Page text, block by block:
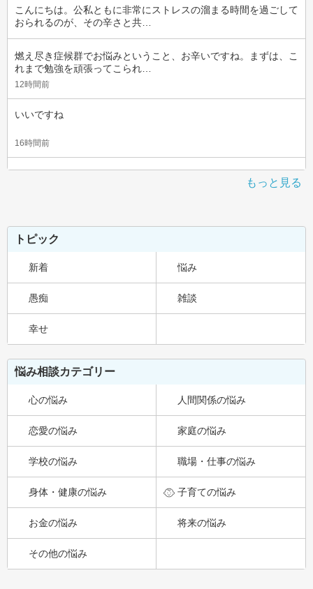
こんにちは。公私ともに非常にストレスの溜まる時間を過ごして
おられるのが、その辛さと共…
燃え尽き症候群でお悩みということ、お辛いですね。まずは、こ
れまで勉強を頑張ってこられ…
12時間前
いいですね
16時間前
もっと見る
トピック
新着 悩み
愚痴 雑談
幸せ
悩み相談カテゴリー
心の悩み 人間関係の悩み
恋愛の悩み 家庭の悩み
学校の悩み 職場・仕事の悩み
身体・健康の悩み 子育ての悩み
お金の悩み 将来の悩み
その他の悩み